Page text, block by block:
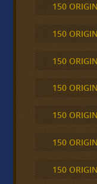
150
150
150
150
150
150
150